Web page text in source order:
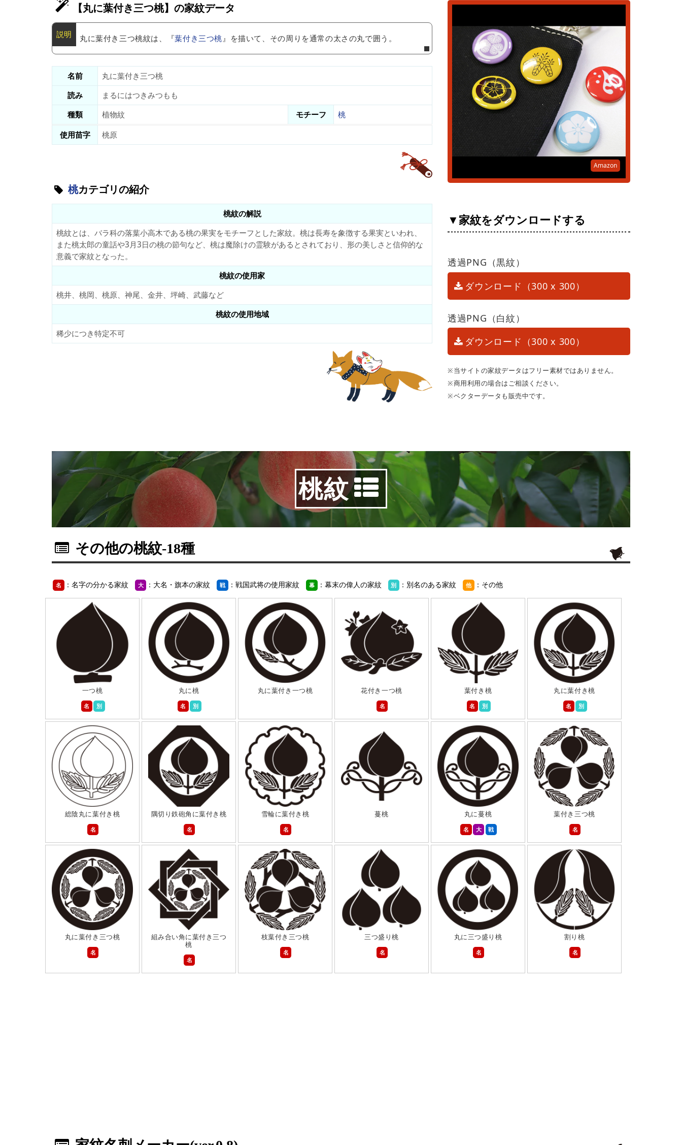
【丸に葉付き三つ桃】の家紋データ
丸に葉付き三つ桃紋は、『葉付き三つ桃』を描いて、その周りを通常の太さの丸で囲う。
名前
丸に葉付き三つ桃
読み
まるにはつきみつもも
種類
植物紋 モチーフ
桃
使用苗字
桃原
桃カテゴリの紹介
桃紋の解説
桃紋とは、バラ科の落葉小高木である桃の果実をモチーフとした家紋。桃は長寿を象徴する果実といわれ、
また桃太郎の童話や3月3日の桃の節句など、桃は魔除けの霊験があるとされており、形の美しさと信仰的な
意義で家紋となった。
桃紋の使用家
桃井、桃岡、桃原、神尾、金井、坪崎、武藤など
桃紋の使用地域
稀少につき特定不可
Amazon
▼家紋をダウンロードする
透過PNG（黒紋）
ダウンロード（300 x 300）
透過PNG（白紋）
ダウンロード（300 x 300）
※当サイトの家紋データはフリー素材ではありません。
※商用利用の場合はご相談ください。
※ベクターデータも販売中です。
桃紋
その他の桃紋-18種
名 ：名字の分かる家紋 大 ：大名・旗本の家紋 戦 ：戦国武将の使用家紋 幕 ：幕末の偉人の家紋 別 ：別名のある家紋 他 ：その他
一つ桃
名
別
丸に桃
名
別
丸に葉付き一つ桃
花付き一つ桃
名
葉付き桃
名
別
丸に葉付き桃
名
別
総陰丸に葉付き桃
名
隅切り鉄砲角に葉付き桃
名
雪輪に葉付き桃
名
蔓桃
丸に蔓桃
名
大 戦
葉付き三つ桃
名
丸に葉付き三つ桃
名
組み合い角に葉付き三つ
桃
名
枝葉付き三つ桃
名
三つ盛り桃
名
丸に三つ盛り桃
名
割り桃
名